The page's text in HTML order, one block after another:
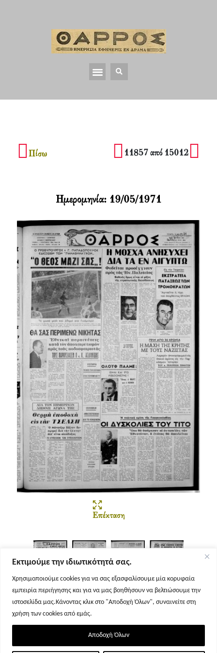
Εκτιμούμε την ιδιωτικότητά σας.
Χρησιμοποιούμε cookies για να σας εξασφαλίσουμε μία κορυφαία
εμπειρία περιήγησης και για να μας βοηθήσουν να βελτιώσουμε την
ιστοσελίδα μας.Κάνοντας κλικ στο "Αποδοχή Όλων", συναινείτε στη
χρήση των cookies από εμάς.
Αποδοχή Όλων
Πίσω 11857 από 15012
Επέκταση
Σελίδα 1 Σελίδα 2 Σελίδα 3 Σελίδα 4
Ημερομηνία: 19/05/1971